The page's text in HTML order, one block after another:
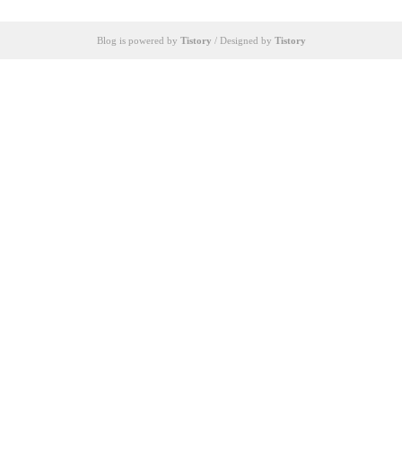
플랫폼에 대해서 몰랐던 사용자를 위한 자세한 설
Blog is powered by Tistory / Designed by Tistory